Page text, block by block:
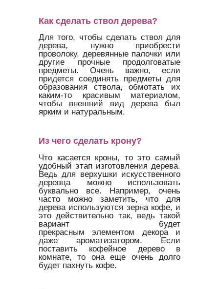
Как сделать ствол дерева?
Для того, чтобы сделать ствол для
дерева, нужно приобрести
проволоку, деревянные палочки или
другие прочные продолговатые
предметы. Очень важно, если
придется соединять предметы для
образования ствола, обмотать их
каким-то красивым материалом,
чтобы внешний вид дерева был
ярким и натуральным.
Из чего сделать крону?
Что касается кроны, то это самый
удобный этап изготовления дерева.
Ведь для верхушки искусственного
деревца можно использовать
буквально все. Например, очень
часто можно заметить, что для
дерева используются зерна кофе, и
это действительно так, ведь такой
вариант будет
прекрасным элементом декора и
даже ароматизатором. Если
поставить кофейное дерево в
комнате, то она еще очень долго
будет пахнуть кофе.